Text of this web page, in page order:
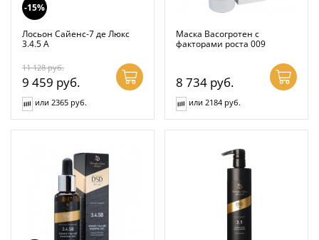
-15%
Лосьон Сайенс-7 де Люкс
3.4.5 А
11 128руб.
9 459 руб.
или 2365 руб.
Маска Васогротен с
факторами роста 009
8 734 руб.
или 2184 руб.